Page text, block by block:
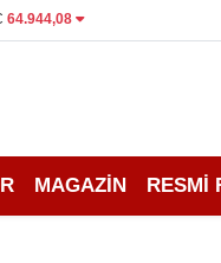
64.944,08
MAGAZİN RESMİ